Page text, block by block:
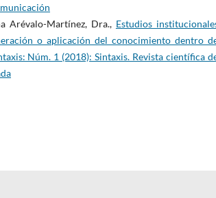
Arévalo-Martínez, Dra., Estudios
o aplicación del conocimiento dentro
Núm. 1 (2018): Sintaxis. Revista científica